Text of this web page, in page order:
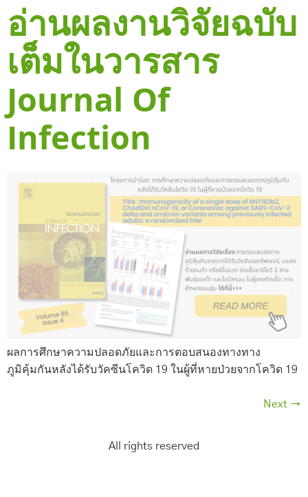
อ่านผลงานวิจัยฉบับ
เต็มในวารสาร
Journal Of
Infection
ผลการศึกษาความปลอดภัยและการตอบสนองทางทาง
ภูมิคุ้มกันหลังได้รับวัคซีนโควิด 19 ในผู้ที่หายป่วยจากโควิด 19
Next →
All rights reserved